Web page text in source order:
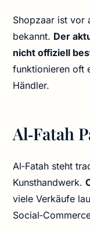
Shopzaar ist vor
bekannt. Der
nicht offiziell
funktionieren oft
Händler.
Al‑Fatah
Al‑Fatah steht
Kunsthandwerk.
viele Verkäufe